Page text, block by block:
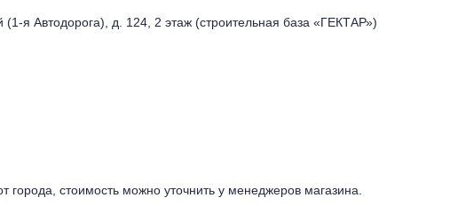
я Автодорога), д. 124, 2 этаж (строительная база «ГЕКТАР»)
города, стоимость можно уточнить у менеджеров магазина.